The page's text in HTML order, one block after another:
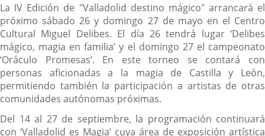
La IV Edición de "Valladolid destino mágico" arrancará el
próximo sábado 26 y domingo 27 de mayo en el Centro
Cultural Miguel Delibes. El día 26 tendrá lugar ‘Delibes
mágico, magia en familia’ y el domingo 27 el campeonato
‘Oráculo Promesas’. En este torneo se contará con
personas aficionadas a la magia de Castilla y León,
permitiendo también la participación a artistas de otras
comunidades autónomas próximas.
Del 14 al 27 de septiembre, la programación continuará
con ‘Valladolid es Magia’ cuya área de exposición artística